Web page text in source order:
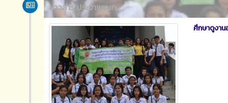
ข่าวสาร ประจำแผนก
ศึกษาดูงา